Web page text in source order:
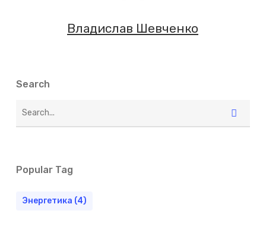
Владислав Шевченко
Search
Popular Tag
Энергетика (4)